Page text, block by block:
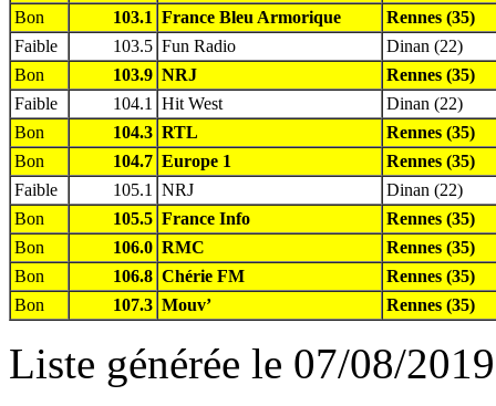
Bon
103.1 France Bleu Armorique
Rennes (35)
Faible
103.5 Fun Radio
Dinan (22)
Bon
103.9 NRJ
Rennes (35)
Faible
104.1 Hit West
Dinan (22)
Bon
104.3 RTL
Rennes (35)
Bon
104.7 Europe 1
Rennes (35)
Faible
105.1 NRJ
Dinan (22)
Bon
105.5 France Info
Rennes (35)
Bon
106.0 RMC
Rennes (35)
Bon
106.8 Chérie FM
Rennes (35)
Bon
107.3 Mouv’ Rennes (35)
Liste générée le 07/08/